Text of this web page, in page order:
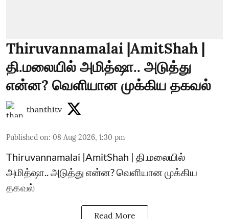
Thiruvannamalai |AmitShah |
தி.மலையில் அமித்ஷா.. அடுத்து
என்ன? வெளியான முக்கிய தகவல்
thanthitv
Published on: 08 Aug 2026, 1:30 pm
Thiruvannamalai |AmitShah | தி.மலையில்
அமித்ஷா.. அடுத்து என்ன? வெளியான முக்கிய
தகவல்
Read More